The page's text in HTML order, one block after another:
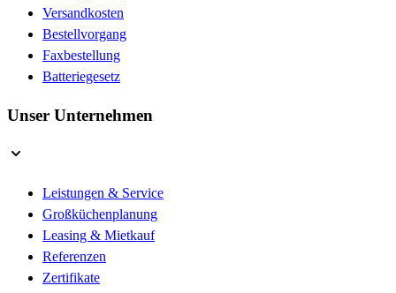
Versandkosten
Bestellvorgang
Faxbestellung
Batteriegesetz
Unser Unternehmen
Leistungen & Service
Großküchenplanung
Leasing & Mietkauf
Referenzen
Zertifikate